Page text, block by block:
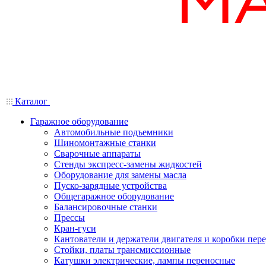
Каталог
Гаражное оборудование
Автомобильные подъемники
Шиномонтажные станки
Сварочные аппараты
Стенды экспресс-замены жидкостей
Оборудование для замены масла
Пуско-зарядные устройства
Общегаражное оборудование
Балансировочные станки
Прессы
Кран-гуси
Кантователи и держатели двигателя и коробки
Стойки, платы трансмиссионные
Катушки электрические, лампы переносные